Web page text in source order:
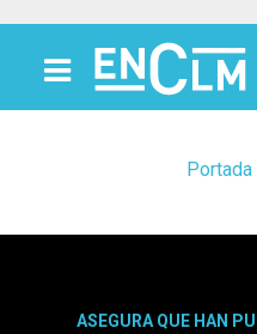
Portada
ASEGURA QUE HAN